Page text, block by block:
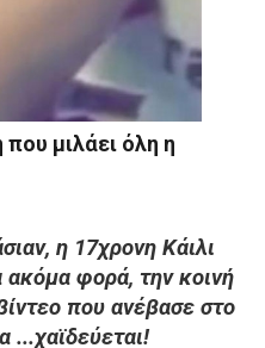
μιλάει όλη η
η 17χρονη Κάιλι
ακόμα φορά, την κοινή
που ανέβασε στο
...χαϊδεύεται!